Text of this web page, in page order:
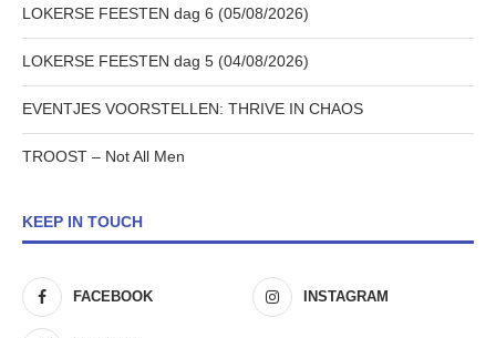
LOKERSE FEESTEN dag 6 (05/08/2026)
LOKERSE FEESTEN dag 5 (04/08/2026)
EVENTJES VOORSTELLEN: THRIVE IN CHAOS
TROOST – Not All Men
KEEP IN TOUCH
FACEBOOK INSTAGRAM